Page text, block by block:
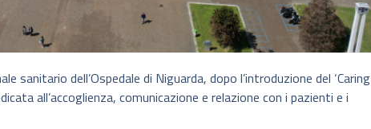
sanitario dell’Ospedale di Niguarda, dopo l’introduzione del ‘Caring
all’accoglienza, comunicazione e relazione con i pazienti e i